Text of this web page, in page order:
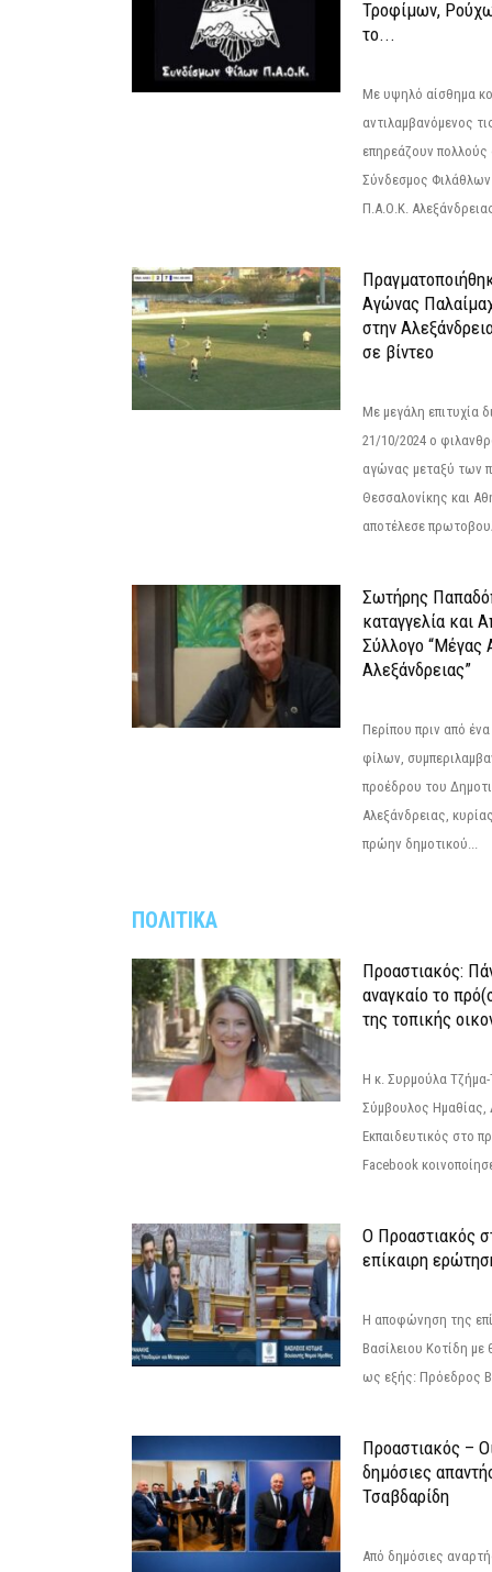
Τροφίμων,
το...
Με υψηλό αίσθημα
αντιλαμβανόμενος
επηρεάζουν πολλούς
Σύνδεσμος
Π.Α.Ο.Κ.
Αγώνας
στην
σε βίντεο
Με μεγάλη επιτυχία
21/10/2024 ο
αγώνας μεταξύ των
Θεσσαλονίκης και
αποτέλεσε
Σωτήρης
καταγγελία και
Σύλλογο “Μέγας
Αλεξάνδρειας”
Περίπου πριν από
φίλων,
προέδρου του
Αλεξάνδρειας,
πρώην δημοτικού...
ΠΟΛΙΤΙΚΑ
Προαστιακός:
αναγκαίο το
της τοπικής
Η κ. Συρμούλα
Σύμβουλος Ημαθίας,
Εκπαιδευτικός στο
Facebook
Ο Προαστιακός
επίκαιρη
Η αποφώνηση της
Βασίλειου Κοτίδη με
ως εξής: Πρόεδρος
Προαστιακός –
δημόσιες
Τσαβδαρίδη
Από δημόσιες